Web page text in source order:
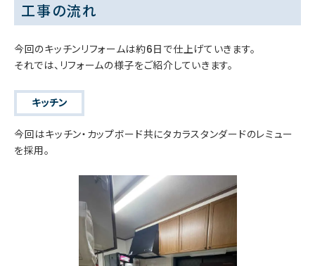
工事の流れ
今回のキッチンリフォームは約6日で仕上げていきます。
それでは、リフォームの様子をご紹介していきます。
キッチン
今回はキッチン・カップボード共にタカラスタンダードのレミュー
を採用。